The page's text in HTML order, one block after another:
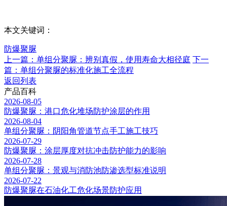
本文关键词：
防爆聚脲
上一篇：单组分聚脲：辨别真假，使用寿命大相径庭 下一
篇：单组分聚脲的标准化施工全流程
返回列表
产品百科
2026-08-05
防爆聚脲：港口危化堆场防护涂层的作用
2026-08-04
单组分聚脲：阴阳角管道节点手工施工技巧
2026-07-29
防爆聚脲：涂层厚度对抗冲击防护能力的影响
2026-07-28
单组分聚脲：景观与消防池防渗选型标准说明
2026-07-22
防爆聚脲在石油化工危化场景防护应用